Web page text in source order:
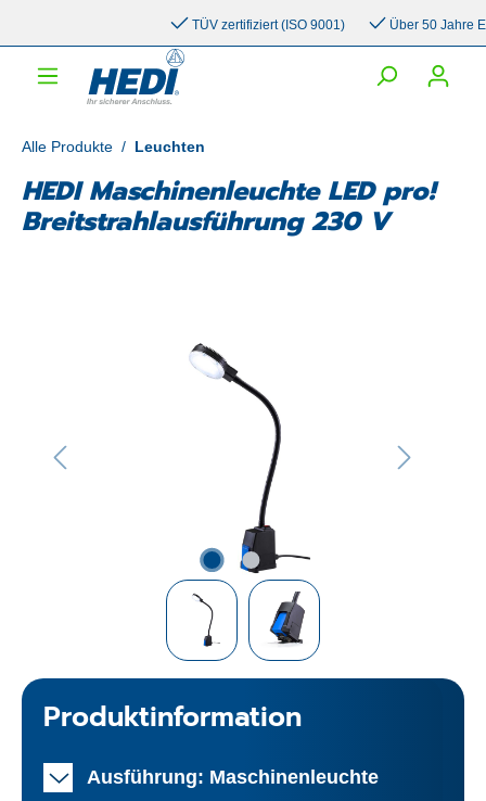
TÜV zertifiziert (ISO 9001) Über 50 Jahre
Alle Produkte / Leuchten
HEDI Maschinenleuchte LED pro!
Breitstrahlausführung 230 V
Produktinformation
Ausführung: Maschinenleuchte